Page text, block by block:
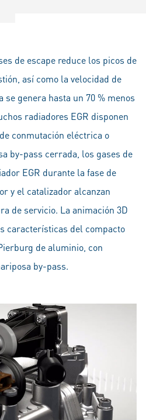
de escape reduce los picos de
así como la velocidad de
genera hasta un 70 % menos
radiadores EGR disponen
conmutación eléctrica o
by-pass cerrada, los gases de
EGR durante la fase de
y el catalizador alcanzan
de servicio. La animación 3D
características del compacto
de aluminio, con
by-pass.